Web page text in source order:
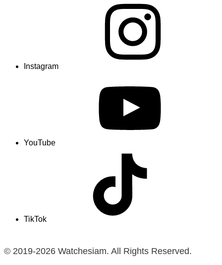
Instagram
YouTube
TikTok
© 2019-2026 Watchesiam. All Rights Reserved.